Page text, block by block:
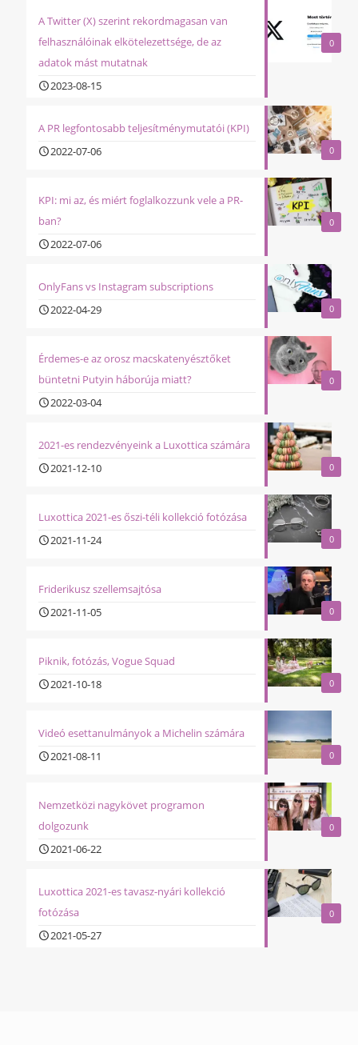
0
A Twitter (X) szerint rekordmagasan van
felhasználóinak elkötelezettsége, de az
adatok mást mutatnak
2023-08-15
0
A PR legfontosabb teljesítménymutatói (KPI)
2022-07-06
0
KPI: mi az, és miért foglalkozzunk vele a PR-
ban?
2022-07-06
0
OnlyFans vs Instagram subscriptions
2022-04-29
0
Érdemes-e az orosz macskatenyésztőket
büntetni Putyin háborúja miatt?
2022-03-04
0
2021-es rendezvényeink a Luxottica számára
2021-12-10
0
Luxottica 2021-es őszi-téli kollekció fotózása
2021-11-24
0
Friderikusz szellemsajtósa
2021-11-05
0
Piknik, fotózás, Vogue Squad
2021-10-18
0
Videó esettanulmányok a Michelin számára
2021-08-11
0
Nemzetközi nagykövet programon
dolgozunk
2021-06-22
0
Luxottica 2021-es tavasz-nyári kollekció
fotózása
2021-05-27